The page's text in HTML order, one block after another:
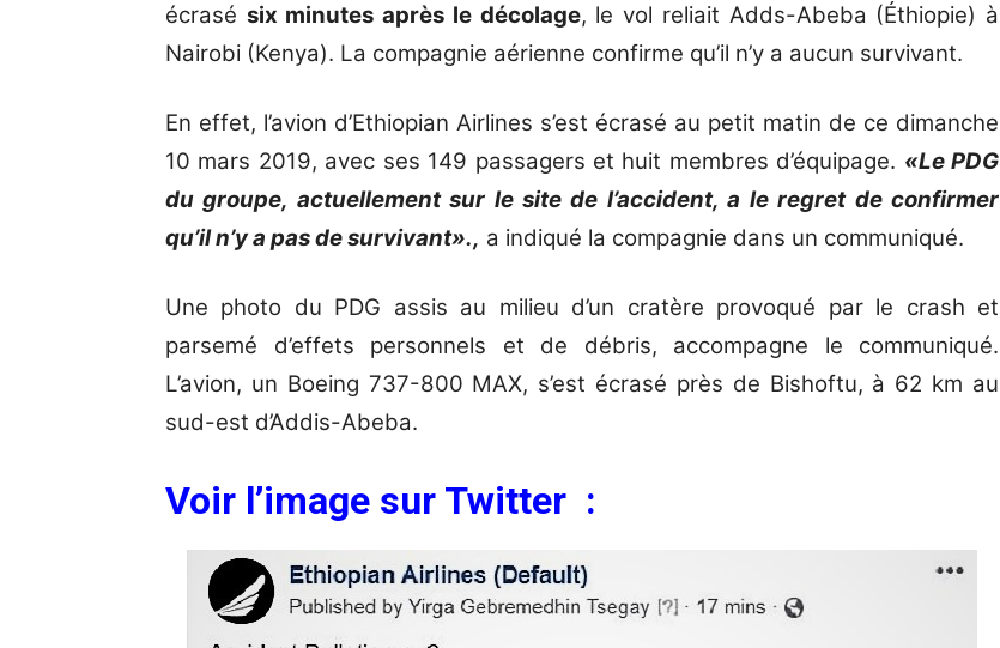
écrasé six minutes après le décolage, le vol reliait Adds-Abeba (Éthiopie) à
Nairobi (Kenya). La compagnie aérienne confirme qu’il n’y a aucun survivant.
En effet, l’avion d’Ethiopian Airlines s’est écrasé au petit matin de ce dimanche
10 mars 2019, avec ses 149 passagers et huit membres d’équipage. «Le PDG
du groupe, actuellement sur le site de l’accident, a le regret de confirmer
qu’il n’y a pas de survivant»., a indiqué la compagnie dans un communiqué.
Une photo du PDG assis au milieu d’un cratère provoqué par le crash et
parsemé d’effets personnels et de débris, accompagne le communiqué.
L’avion, un Boeing 737-800 MAX, s’est écrasé près de Bishoftu, à 62 km au
sud-est d’Addis-Abeba.
Voir l’image sur Twitter :